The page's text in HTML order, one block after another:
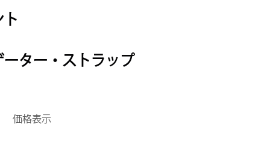
ター・ストラップ
価格表示